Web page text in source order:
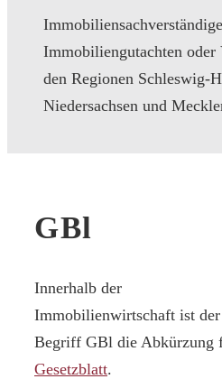
Immobiliengutachten
den Regionen Schleswig-
Niedersachsen und
GBl
Innerhalb der
Immobilienwirtschaft ist der
Begriff GBl die Abkürzung
Gesetzblatt.